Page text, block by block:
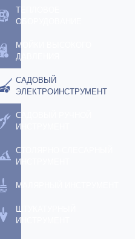
ТЕПЛОВОЕ
ОБОРУДОВАНИЕ
МОЙКИ ВЫСОКОГО
ДАВЛЕНИЯ
САДОВЫЙ
ЭЛЕКТРОИНСТРУМЕНТ
САДОВЫЙ РУЧНОЙ
ИНСТРУМЕНТ
СТОЛЯРНО-СЛЕСАРНЫЙ
ИНСТРУМЕНТ
МАЛЯРНЫЙ ИНСТРУМЕНТ
ШТУКАТУРНЫЙ
ИНСТРУМЕНТ